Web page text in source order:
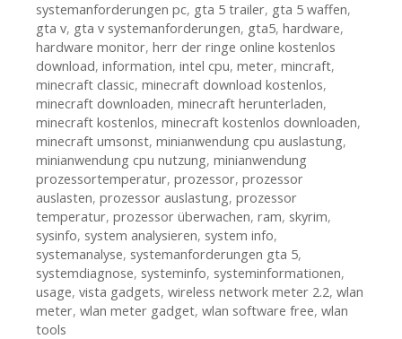
systemanforderungen pc, gta 5 trailer, gta 5 waffen,
gta v, gta v systemanforderungen, gta5, hardware,
hardware monitor, herr der ringe online kostenlos
download, information, intel cpu, meter, mincraft,
minecraft classic, minecraft download kostenlos,
minecraft downloaden, minecraft herunterladen,
minecraft kostenlos, minecraft kostenlos downloaden,
minecraft umsonst, minianwendung cpu auslastung,
minianwendung cpu nutzung, minianwendung
prozessortemperatur, prozessor, prozessor
auslasten, prozessor auslastung, prozessor
temperatur, prozessor überwachen, ram, skyrim,
sysinfo, system analysieren, system info,
systemanalyse, systemanforderungen gta 5,
systemdiagnose, systeminfo, systeminformationen,
usage, vista gadgets, wireless network meter 2.2, wlan
meter, wlan meter gadget, wlan software free, wlan
tools